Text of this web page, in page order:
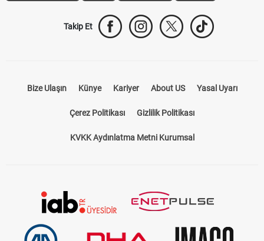
Takip Et
Bize Ulaşın Künye Kariyer About US Yasal Uyarı
Çerez Politikası Gizlilik Politikası
KVKK Aydınlatma Metni Kurumsal